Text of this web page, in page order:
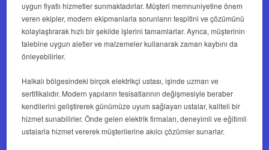
uygun fiyatlı hizmetler sunmaktadırlar. Müşteri memnuniyetine önem
veren ekipler, modern ekipmanlarla sorunların tespitini ve çözümünü
kolaylaştırarak hızlı bir şekilde işlerini tamamlarlar. Ayrıca, müşterinin
talebine uygun aletler ve malzemeler kullanarak zaman kaybını da
önleyebilirler.
Halkalı bölgesindeki birçok elektrikçi ustası, işinde uzman ve
sertifikalıdır. Modern yapıların tesisatlarının değişmesiyle beraber
kendilerini geliştirerek günümüze uyum sağlayan ustalar, kaliteli bir
hizmet sunabilirler. Önde gelen elektrik firmaları, deneyimli ve eğitimli
ustalarla hizmet vererek müşterilerine akılcı çözümler sunarlar.